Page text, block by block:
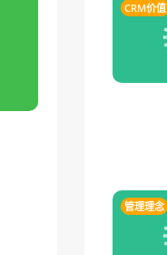
CRM价值
管理理念